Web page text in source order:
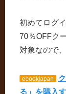
初めてログ
70％OFFク
対象なので
ebookjapan
る」を購入